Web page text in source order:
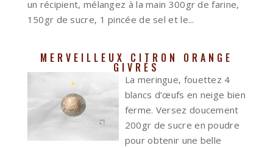
un récipient, mélangez à la main 300gr de farine,
150gr de sucre, 1 pincée de sel et le...
MERVEILLEUX CITRON ORANGE
GIVRÉS
La meringue, fouettez 4
blancs d’œufs en neige bien
ferme. Versez doucement
200gr de sucre en poudre
pour obtenir une belle